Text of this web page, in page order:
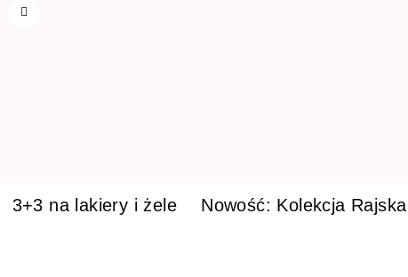
3+3 na lakiery i żele Nowość: Kolekcja